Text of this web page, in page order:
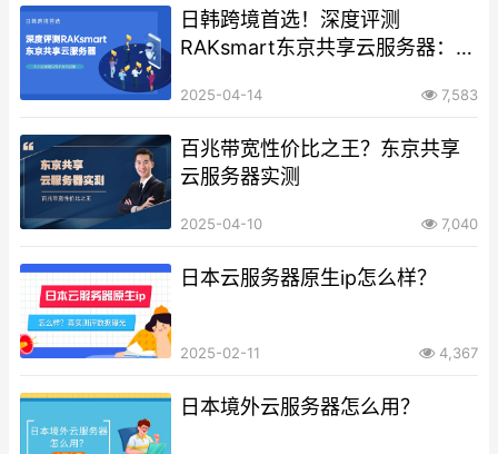
日韩跨境首选！深度评测
RAKsmart东京共享云服务器：中
2025-04-14 7,583
百兆带宽性价比之王？东京共享
云服务器实测
2025-04-10 7,040
日本云服务器原生ip怎么样？
2025-02-11 4,367
日本境外云服务器怎么用？